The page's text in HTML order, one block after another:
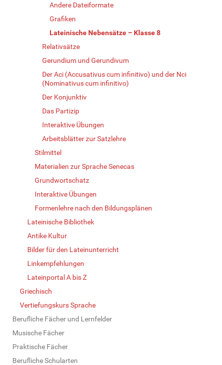
Andere Dateiformate
Grafiken
Lateinische Nebensätze – Klasse 8
Relativsätze
Gerundium und Gerundivum
Der Aci (Accusativus cum infinitivo) und der Nci
(Nominativus cum infinitivo)
Der Konjunktiv
Das Partizip
Interaktive Übungen
Arbeitsblätter zur Satzlehre
Stilmittel
Materialien zur Sprache Senecas
Grundwortschatz
Interaktive Übungen
Formenlehre nach den Bildungsplänen
Lateinische Bibliothek
Antike Kultur
Bilder für den Lateinunterricht
Linkempfehlungen
Lateinportal A bis Z
Griechisch
Vertiefungskurs Sprache
Berufliche Fächer und Lernfelder
Musische Fächer
Praktische Fächer
Berufliche Schularten